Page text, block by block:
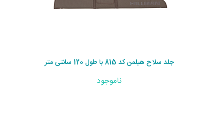
جلد سلاح هیلمن کد 815 با طول 120 سانتی متر
ناموجود